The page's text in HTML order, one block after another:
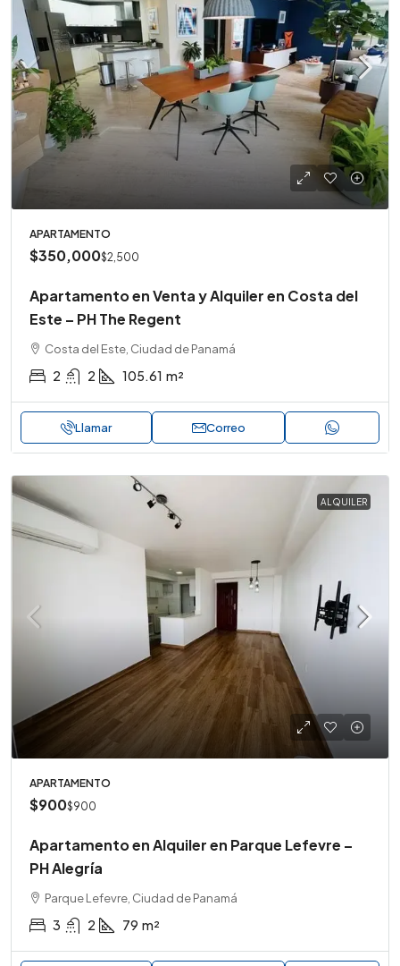
APARTAMENTO
$350,000$2,500
Apartamento en Venta y Alquiler en Costa del
Este – PH The Regent
Costa del Este, Ciudad de Panamá
2 2 105.61 m²
Llamar Correo
ALQUILER
APARTAMENTO
$900$900
Apartamento en Alquiler en Parque Lefevre –
PH Alegría
Parque Lefevre, Ciudad de Panamá
3 2 79 m²